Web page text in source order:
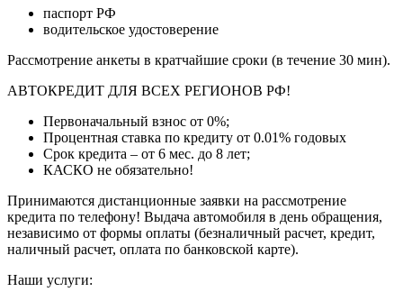
паспорт РФ
водительское удостоверение
Рассмотрение анкеты в кратчайшие сроки (в течение 30 мин).
АВТОКРЕДИТ ДЛЯ ВСЕХ РЕГИОНОВ РФ!
Первоначальный взнос от 0%;
Процентная ставка по кредиту от 0.01% годовых
Срок кредита – от 6 мес. до 8 лет;
КАСКО не обязательно!
Принимаются дистанционные заявки на рассмотрение
кредита по телефону! Выдача автомобиля в день обращения,
независимо от формы оплаты (безналичный расчет, кредит,
наличный расчет, оплата по банковской карте).
Наши услуги: